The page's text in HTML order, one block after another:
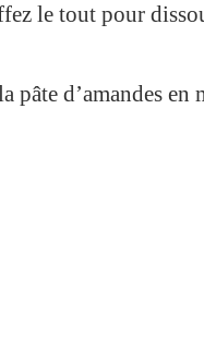
le tout pour
pâte d’amandes en